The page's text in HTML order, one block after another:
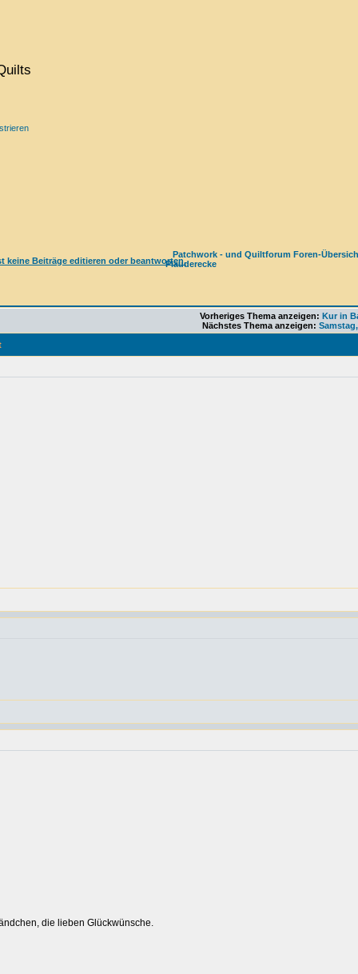
Patchwork - und Quiltforum Foren-
Plauderecke
Vorheriges Thema anzeigen: Kur in
Nächstes Thema anzeigen:
die lieben Glückwünsche.